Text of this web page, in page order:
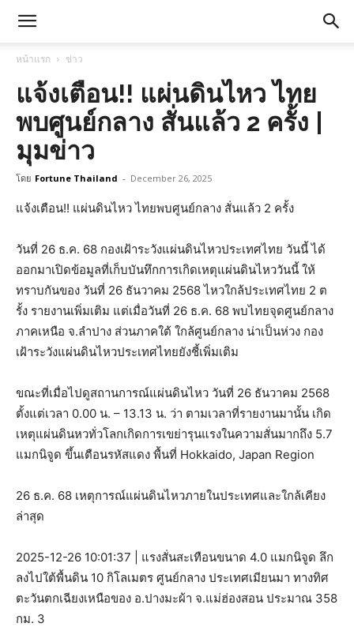
หน้าแรก ข่าว
แจ้งเตือน!! แผ่นดินไหว ไทย
พบศูนย์กลาง สั่นแล้ว 2 ครั้ง |
มุมข่าว
โดย Fortune Thailand - December 26, 2025
แจ้งเตือน!! แผ่นดินไหว ไทยพบศูนย์กลาง สั่นแล้ว 2 ครั้ง
วันที่ 26 ธ.ค. 68 กองเฝ้าระวังแผ่นดินไหวประเทศไทย วันนี้ ได้
ออกมาเปิดข้อมูลที่เก็บบันทึกการเกิดเหตุแผ่นดินไหววันนี้ ให้
ทราบกันของ วันที่ 26 ธันวาคม 2568 ไหวใกล้ประเทศไทย 2 ต
รั้ง รายงานเพิ่มเติม แต่เมื่อวันที่ 26 ธ.ค. 68 พบไทยจุดศูนย์กลาง
ภาคเหนือ จ.ลำปาง ส่วนภาคใต้ ใกล้ศูนย์กลาง น่าเป็นห่วง กอง
เฝ้าระวังแผ่นดินไหวประเทศไทยยังชี้เพิ่มเติม
ขณะที่เมื่อไปดูสถานการณ์แผ่นดินไหว วันที่ 26 ธันวาคม 2568
ตั้งแต่เวลา 0.00 น. – 13.13 น. ว่า ตามเวลาที่รายงานมานั้น เกิด
เหตุแผ่นดินหวทั่วโลกเกิดการเขย่ารุนแรงในความสั่นมากถึง 5.7
แมกนิจูด ขึ้นเตือนรหัสแดง พื้นที่ Hokkaido, Japan Region
26 ธ.ค. 68 เหตุการณ์แผ่นดินไหวภายในประเทศและใกล้เคียง
ล่าสุด
2025-12-26 10:01:37 | แรงสั่นสะเทือนขนาด 4.0 แมกนิจูด ลึก
ลงไปใต้พื้นดิน 10 กิโลเมตร ศูนย์กลาง ประเทศเมียนมา ทางทิศ
ตะวันตกเฉียงเหนือของ อ.ปางมะผ้า จ.แม่ฮ่องสอน ประมาณ 358
กม. 3